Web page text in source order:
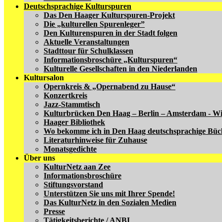
Deutschsprachige Kulturspuren
Das Den Haager Kulturspuren-Projekt
Die „kulturellen Spurenleger”
Den Kulturenspuren in der Stadt folgen
Aktuelle Veranstaltungen
Stadttour für Schulklassen
Informationsbroschüre „Kulturspuren“
Kulturelle Gesellschaften in den Niederlanden
Kultursalon
Opernkreis & „Opernabend zu Hause“
Konzertkreis
Jazz-Stammtisch
Kulturbrücken Den Haag – Berlin – Amsterdam -
Haager Bibliothek
Wo bekomme ich in Den Haag deutschsprachige
Literaturhinweise für Zuhause
Monatsgedichte
Über uns
KulturNetz aan Zee
Informationsbroschüre
Stiftungsvorstand
Unterstützen Sie uns mit Ihrer Spende!
Das KulturNetz in den Sozialen Medien
Presse
Tätigkeitsberichte / ANBI